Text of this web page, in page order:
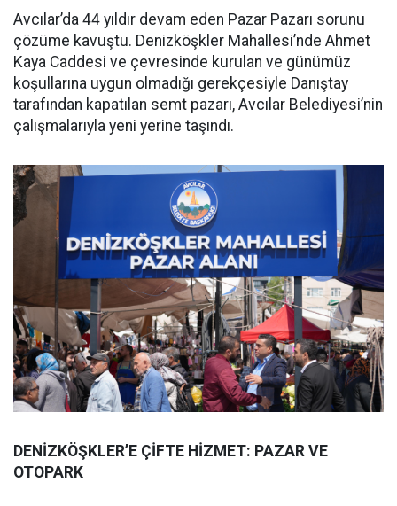
Avcılar’da 44 yıldır devam eden Pazar Pazarı sorunu
çözüme kavuştu. Denizköşkler Mahallesi’nde Ahmet
Kaya Caddesi ve çevresinde kurulan ve günümüz
koşullarına uygun olmadığı gerekçesiyle Danıştay
tarafından kapatılan semt pazarı, Avcılar Belediyesi’nin
çalışmalarıyla yeni yerine taşındı.
DENİZKÖŞKLER’E ÇİFTE HİZMET: PAZAR VE
OTOPARK